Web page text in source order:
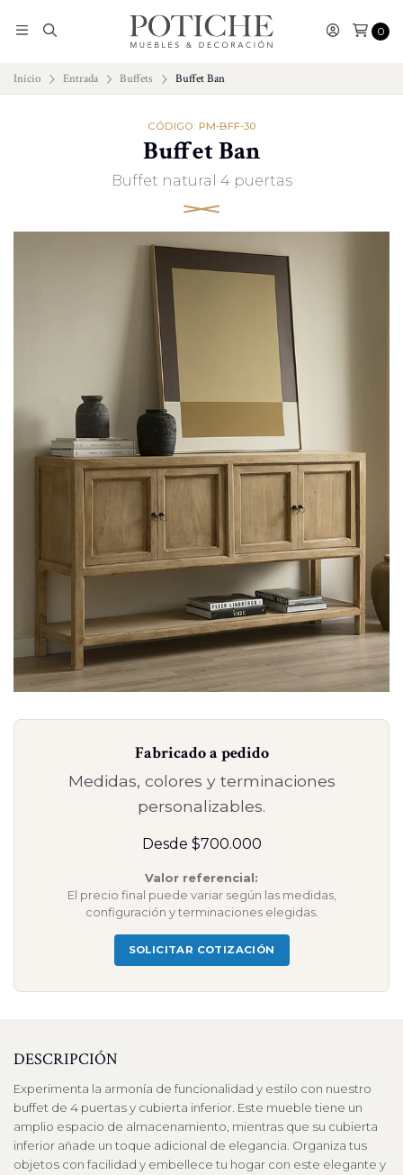
0
Inicio Entrada Buffets Buffet Ban
CÓDIGO: PM-BFF-30
Buffet Ban
Buffet natural 4 puertas
Fabricado a pedido
Medidas, colores y terminaciones
personalizables.
Desde $700.000
Valor referencial:
El precio final puede variar según las medidas,
configuración y terminaciones elegidas.
SOLICITAR COTIZACIÓN
DESCRIPCIÓN
Experimenta la armonía de funcionalidad y estilo con nuestro
buffet de 4 puertas y cubierta inferior. Este mueble tiene un
amplio espacio de almacenamiento, mientras que su cubierta
inferior añade un toque adicional de elegancia. Organiza tus
objetos con facilidad y embellece tu hogar con este elegante y